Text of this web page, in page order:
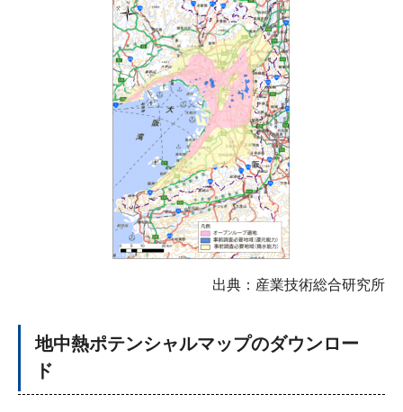
出典：産業技術総合研究所
地中熱ポテンシャルマップのダウンロー
ド